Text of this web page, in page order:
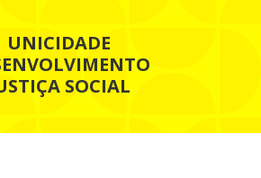
UNICIDADE
SOCIAL